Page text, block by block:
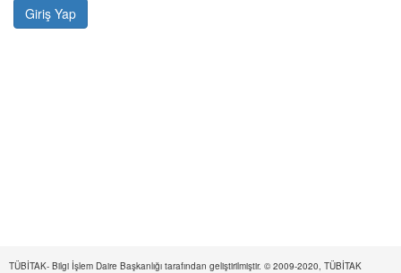
TÜBİTAK- Bilgi İşlem Daire Başkanlığı tarafından geliştirilmiştir. © 2009-2020, TÜBİTAK